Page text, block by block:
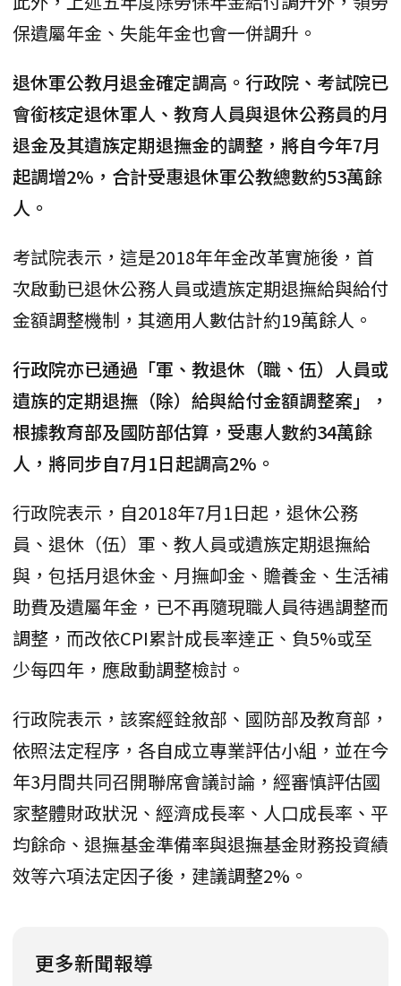
保遺屬年金、失能年金也會一併調升。
退休軍公教月退金確定調高。行政院、考試院已
會銜核定退休軍人、教育人員與退休公務員的月
退金及其遺族定期退撫金的調整，將自今年7月
起調增2%，合計受惠退休軍公教總數約53萬餘
人。
考試院表示，這是2018年年金改革實施後，首
次啟動已退休公務人員或遺族定期退撫給與給付
金額調整機制，其適用人數估計約19萬餘人。
行政院亦已通過「軍、教退休（職、伍）人員或
遺族的定期退撫（除）給與給付金額調整案」，
根據教育部及國防部估算，受惠人數約34萬餘
人，將同步自7月1日起調高2%。
行政院表示，自2018年7月1日起，退休公務
員、退休（伍）軍、教人員或遺族定期退撫給
與，包括月退休金、月撫卹金、贍養金、生活補
助費及遺屬年金，已不再隨現職人員待遇調整而
調整，而改依CPI累計成長率達正、負5%或至
少每四年，應啟動調整檢討。
行政院表示，該案經銓敘部、國防部及教育部，
依照法定程序，各自成立專業評估小組，並在今
年3月間共同召開聯席會議討論，經審慎評估國
家整體財政狀況、經濟成長率、人口成長率、平
均餘命、退撫基金準備率與退撫基金財務投資績
效等六項法定因子後，建議調整2%。
更多新聞報導